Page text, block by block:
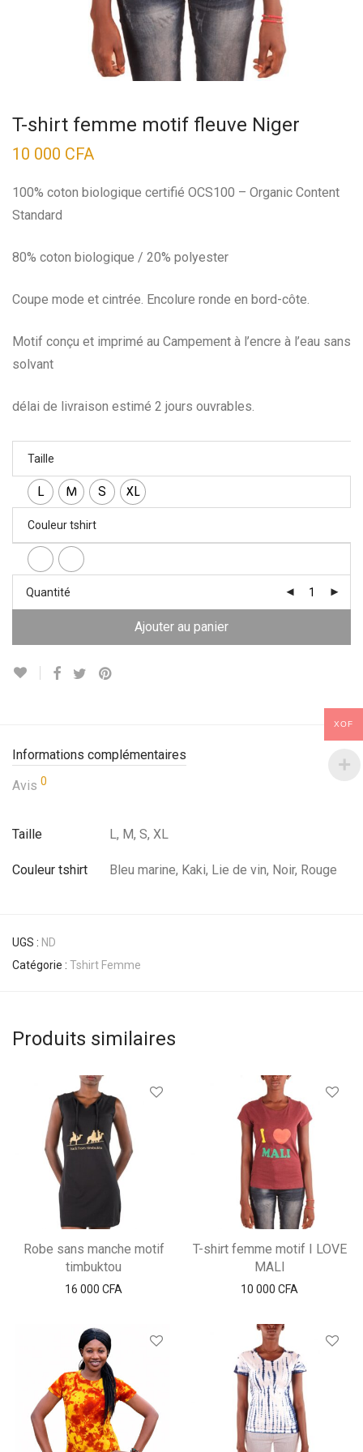
T-shirt femme motif fleuve Niger
10 000 CFA
100% coton biologique certifié OCS100 – Organic Content
Standard
80% coton biologique / 20% polyester
Coupe mode et cintrée. Encolure ronde en bord-côte.
Motif conçu et imprimé au Campement à l’encre à l’eau sans
solvant
délai de livraison estimé 2 jours ouvrables.
Taille
L M S XL
Couleur tshirt
Quantité
Ajouter au panier
Informations complémentaires
Avis 0
Taille L, M, S, XL
Couleur tshirt Bleu marine, Kaki, Lie de vin, Noir, Rouge
UGS : ND
Catégorie : Tshirt Femme
Produits similaires
Robe sans manche motif
timbuktou
16 000 CFA
T-shirt femme motif I LOVE
MALI
10 000 CFA
XOF